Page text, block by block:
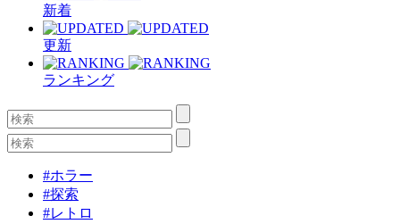
新着
更新
ランキング
#ホラー
#探索
#レトロ